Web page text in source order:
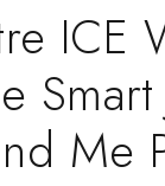
ICE
Smart
Me